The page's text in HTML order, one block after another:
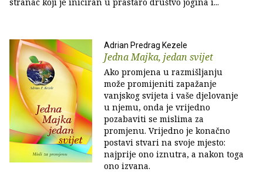
Adrian Predrag Kezele
Jedna Majka, jedan svijet
Ako promjena u razmišljanju
može promijeniti zapažanje
vanjskog svijeta i vaše djelovanje
u njemu, onda je vrijedno
pozabaviti se mislima za
promjenu. Vrijedno je konačno
postavi stvari na svoje mjesto:
najprije ono iznutra, a nakon toga
ono izvana.